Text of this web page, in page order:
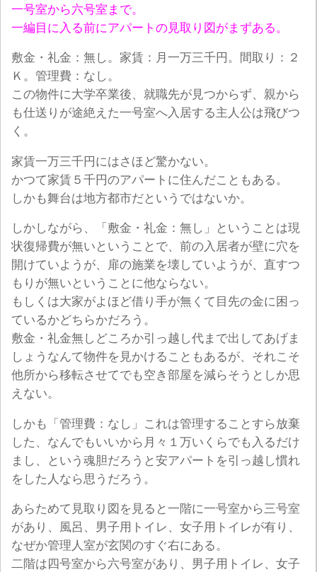
一号室から六号室まで。
一編目に入る前にアパートの見取り図がまずある。
敷金・礼金：無し。家賃：月一万三千円。間取り：２
Ｋ。管理費：なし。
この物件に大学卒業後、就職先が見つからず、親から
も仕送りが途絶えた一号室へ入居する主人公は飛びつ
く。
家賃一万三千円にはさほど驚かない。
かつて家賃５千円のアパートに住んだこともある。
しかも舞台は地方都市だというではないか。
しかしながら、「敷金・礼金：無し」ということは現
状復帰費が無いということで、前の入居者が壁に穴を
開けていようが、扉の施業を壊していようが、直すつ
もりが無いということに他ならない。
もしくは大家がよほど借り手が無くて目先の金に困っ
ているかどちらかだろう。
敷金・礼金無しどころか引っ越し代まで出してあげま
しょうなんて物件を見かけることもあるが、それこそ
他所から移転させてでも空き部屋を減らそうとしか思
えない。
しかも「管理費：なし」これは管理することすら放棄
した、なんでもいいから月々１万いくらでも入るだけ
まし、という魂胆だろうと安アパートを引っ越し慣れ
をした人なら思うだろう。
あらためて見取り図を見ると一階に一号室から三号室
があり、風呂、男子用トイレ、女子用トイレが有り、
なぜか管理人室が玄関のすぐ右にある。
二階は四号室から六号室があり、男子用トイレ、女子